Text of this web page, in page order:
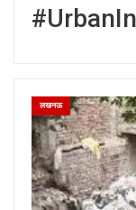
लखनऊ